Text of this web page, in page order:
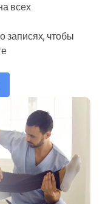
всех
записях, чтобы